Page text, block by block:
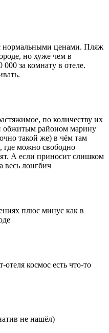
нормальными ценами. Пляж
но хуже чем в
за комнату в отеле.
по количеству их
обжитым районом марину
такой же) в чём там
где можно свободно
А если приносит слишком
весь лонгбич
плюс минус как в
космос есть что-то
не нашёл)